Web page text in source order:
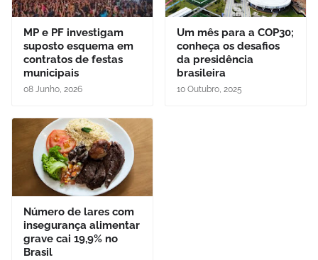
MP e PF investigam
suposto esquema em
contratos de festas
municipais
08 Junho, 2026
Um mês para a COP30;
conheça os desafios
da presidência
brasileira
10 Outubro, 2025
Número de lares com
insegurança alimentar
grave cai 19,9% no
Brasil